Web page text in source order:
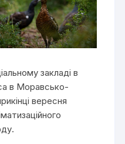
закладі в
в Моравсько-
вересня